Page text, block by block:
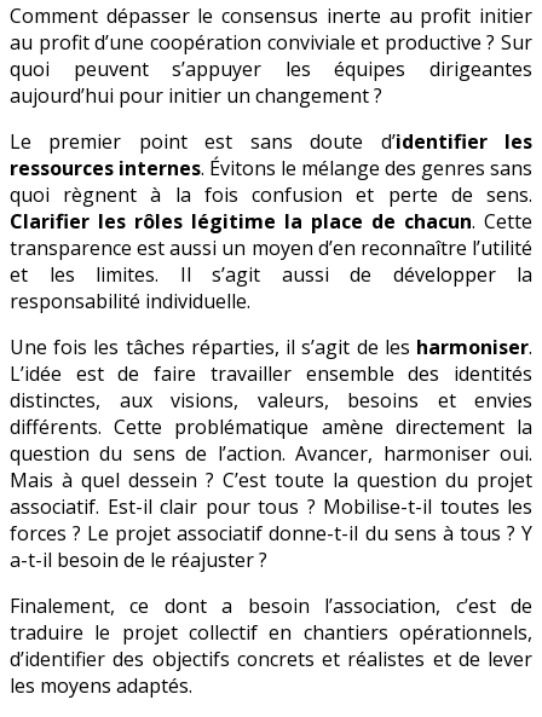
Comment dépasser le consensus inerte au profit initier
au profit d’une coopération conviviale et productive ? Sur
quoi peuvent s’appuyer les équipes dirigeantes
aujourd’hui pour initier un changement ?
Le premier point est sans doute d’identifier les
ressources internes. Évitons le mélange des genres sans
quoi règnent à la fois confusion et perte de sens.
Clarifier les rôles légitime la place de chacun. Cette
transparence est aussi un moyen d’en reconnaître l’utilité
et les limites. Il s’agit aussi de développer la
responsabilité individuelle.
Une fois les tâches réparties, il s’agit de les harmoniser.
L’idée est de faire travailler ensemble des identités
distinctes, aux visions, valeurs, besoins et envies
différents. Cette problématique amène directement la
question du sens de l’action. Avancer, harmoniser oui.
Mais à quel dessein ? C’est toute la question du projet
associatif. Est-il clair pour tous ? Mobilise-t-il toutes les
forces ? Le projet associatif donne-t-il du sens à tous ? Y
a-t-il besoin de le réajuster ?
Finalement, ce dont a besoin l’association, c’est de
traduire le projet collectif en chantiers opérationnels,
d’identifier des objectifs concrets et réalistes et de lever
les moyens adaptés.